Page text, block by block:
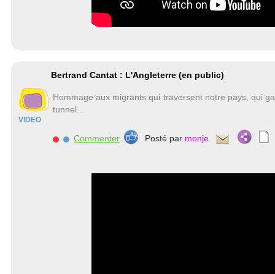
VIDEO
Bertrand Cantat : L'Angleterre (en public)
Hommage aux migrants qui traversent notre pays, qui
tunnel...
Commenter Posté par monje